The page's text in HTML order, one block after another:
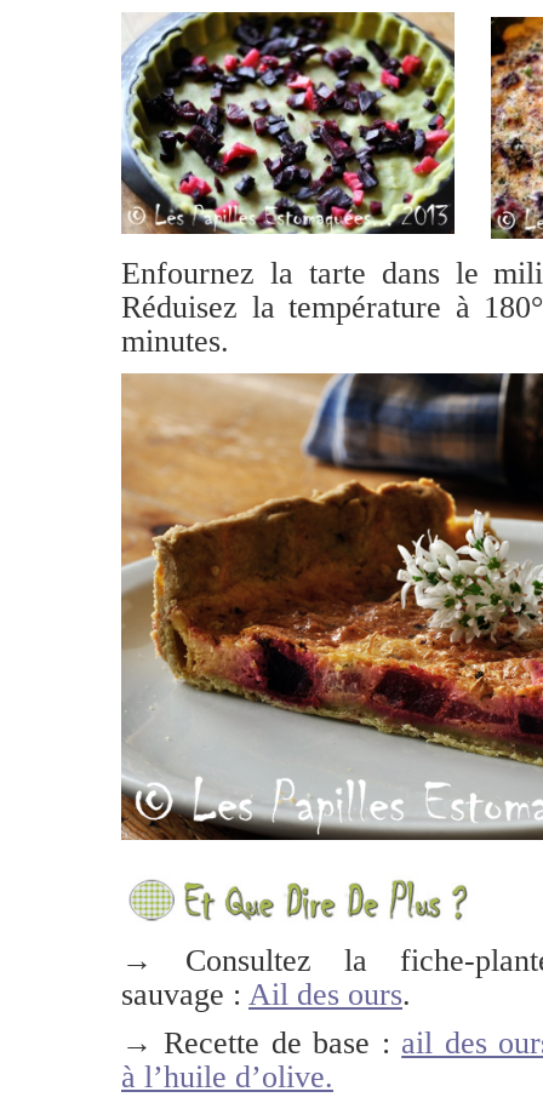
Enfournez la tarte dans le
Réduisez la température à
minutes.
→ Consultez la fiche-
sauvage : Ail des ours.
→ Recette de base : ail des
à l’huile d’olive.